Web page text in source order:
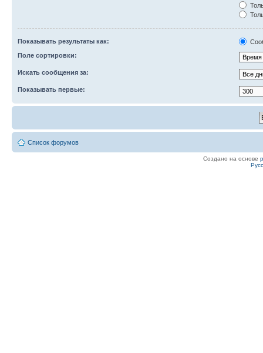
Показывать результаты как:
Поле сортировки:
Искать сообщения за:
Показывать первые:
Список форумов
Создано на основе